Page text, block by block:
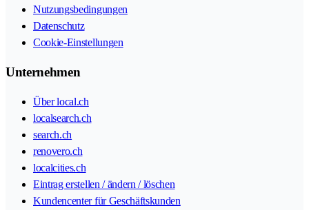
Nutzungsbedingungen
Datenschutz
Cookie-Einstellungen
Unternehmen
Über local.ch
localsearch.ch
search.ch
renovero.ch
localcities.ch
Eintrag erstellen / ändern / löschen
Kundencenter für Geschäftskunden